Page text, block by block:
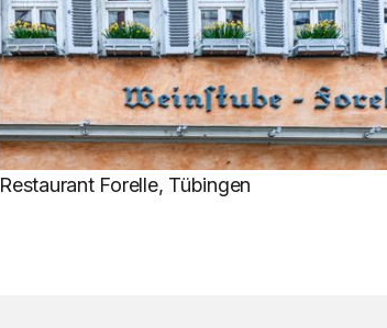
Restaurant Forelle, Tübingen